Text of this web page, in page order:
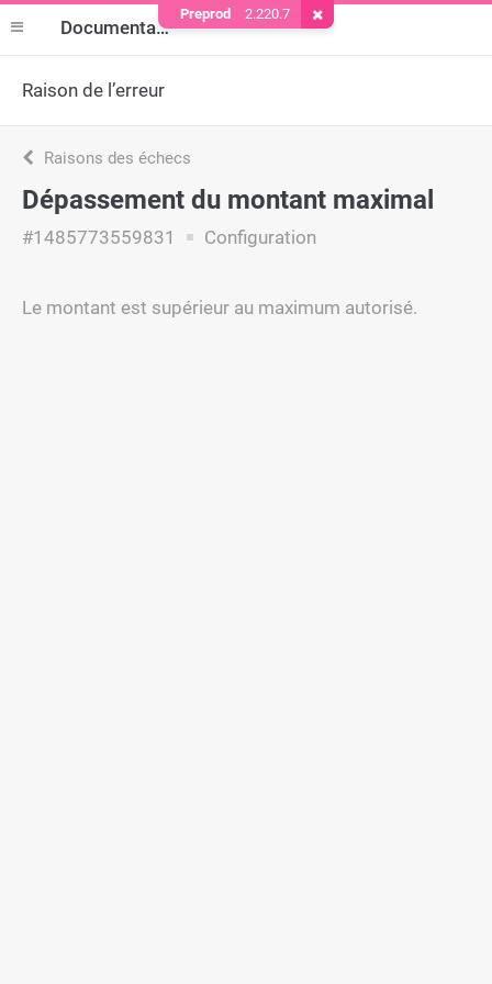
Documentation
Raison de l’erreur
Raisons des échecs
Dépassement du montant maximal
#1485773559831 Configuration
Le montant est supérieur au maximum autorisé.
Preprod 2.220.7 Supprimer le cookie